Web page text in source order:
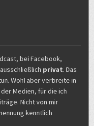
bei Facebook,
privat. Das
Wohl aber verbreite in
Medien, für die ich
Nicht von mir
kenntlich